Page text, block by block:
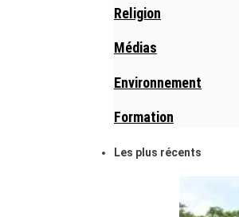
Religion
Médias
Environnement
Formation
Les plus récents